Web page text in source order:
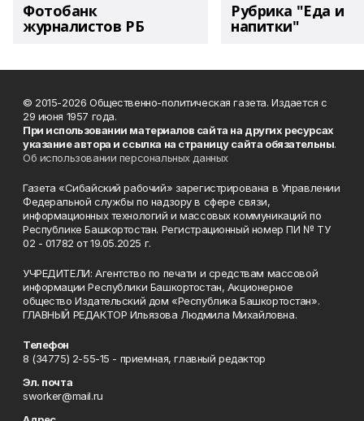
Фотобанк
журналистов РБ
Рубрика "Еда и
напитки"
© 2015-2026 Общественно-политическая газета. Издается с
29 июня 1957 года.
При использовании материалов сайта на других ресурсах
указание автора и ссылка на страницу сайта обязательны.
Об использовании персональных данных
Газета «Сибайский рабочий» зарегистрирована в Управлении
Федеральной службы по надзору в сфере связи,
информационных технологий и массовых коммуникаций по
Республике Башкортостан. Регистрационный номер ПИ № ТУ
02 - 01782 от 19.05.2025 г.
УЧРЕДИТЕЛИ: Агентство по печати и средствам массовой
информации Республики Башкортостан, Акционерное
общество Издательский дом «Республика Башкортостан».
ГЛАВНЫЙ РЕДАКТОР Ильязова Людмила Михайловна.
Телефон
8 (34775) 2-55-15 - приемная, главный редактор
Эл. почта
sworker@mail.ru